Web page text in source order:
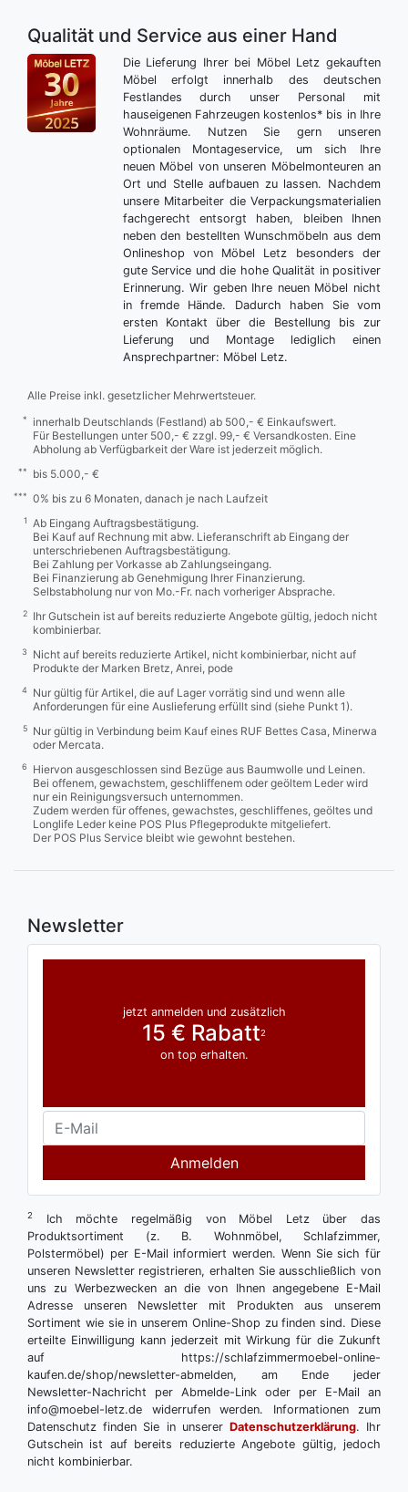
Qualität und Service aus einer Hand
Die Lieferung Ihrer bei Möbel Letz gekauften
Möbel erfolgt innerhalb des deutschen
Festlandes durch unser Personal mit
hauseigenen Fahrzeugen kostenlos* bis in Ihre
Wohnräume. Nutzen Sie gern unseren
optionalen Montageservice, um sich Ihre
neuen Möbel von unseren Möbelmonteuren an
Ort und Stelle aufbauen zu lassen. Nachdem
unsere Mitarbeiter die Verpackungsmaterialien
fachgerecht entsorgt haben, bleiben Ihnen
neben den bestellten Wunschmöbeln aus dem
Onlineshop von Möbel Letz besonders der
gute Service und die hohe Qualität in positiver
Erinnerung. Wir geben Ihre neuen Möbel nicht
in fremde Hände. Dadurch haben Sie vom
ersten Kontakt über die Bestellung bis zur
Lieferung und Montage lediglich einen
Ansprechpartner: Möbel Letz.
Alle Preise inkl. gesetzlicher Mehrwertsteuer.
*
innerhalb Deutschlands (Festland) ab 500,- € Einkaufswert.
Für Bestellungen unter 500,- € zzgl. 99,- € Versandkosten. Eine
Abholung ab Verfügbarkeit der Ware ist jederzeit möglich.
** bis 5.000,- €
*** 0% bis zu 6 Monaten, danach je nach Laufzeit
1
Ab Eingang Auftragsbestätigung.
Bei Kauf auf Rechnung mit abw. Lieferanschrift ab Eingang der
unterschriebenen Auftragsbestätigung.
Bei Zahlung per Vorkasse ab Zahlungseingang.
Bei Finanzierung ab Genehmigung Ihrer Finanzierung.
Selbstabholung nur von Mo.-Fr. nach vorheriger Absprache.
2
Ihr Gutschein ist auf bereits reduzierte Angebote gültig, jedoch nicht
kombinierbar.
3
Nicht auf bereits reduzierte Artikel, nicht kombinierbar, nicht auf
Produkte der Marken Bretz, Anrei, pode
4
Nur gültig für Artikel, die auf Lager vorrätig sind und wenn alle
Anforderungen für eine Auslieferung erfüllt sind (siehe Punkt 1).
5
Nur gültig in Verbindung beim Kauf eines RUF Bettes Casa, Minerwa
oder Mercata.
6
Hiervon ausgeschlossen sind Bezüge aus Baumwolle und Leinen.
Bei offenem, gewachstem, geschliffenem oder geöltem Leder wird
nur ein Reinigungsversuch unternommen.
Zudem werden für offenes, gewachstes, geschliffenes, geöltes und
Longlife Leder keine POS Plus Pflegeprodukte mitgeliefert.
Der POS Plus Service bleibt wie gewohnt bestehen.
Newsletter
jetzt anmelden und zusätzlich
15 € Rabatt2
on top erhalten.
Anmelden
2
Ich möchte regelmäßig von Möbel Letz über das
Produktsortiment (z. B. Wohnmöbel, Schlafzimmer,
Polstermöbel) per E-Mail informiert werden. Wenn Sie sich für
unseren Newsletter registrieren, erhalten Sie ausschließlich von
uns zu Werbezwecken an die von Ihnen angegebene E-Mail
Adresse unseren Newsletter mit Produkten aus unserem
Sortiment wie sie in unserem Online-Shop zu finden sind. Diese
erteilte Einwilligung kann jederzeit mit Wirkung für die Zukunft
auf https://schlafzimmermoebel-online-
kaufen.de/shop/newsletter-abmelden, am Ende jeder
Newsletter-Nachricht per Abmelde-Link oder per E-Mail an
info@moebel-letz.de widerrufen werden. Informationen zum
Datenschutz finden Sie in unserer Datenschutzerklärung. Ihr
Gutschein ist auf bereits reduzierte Angebote gültig, jedoch
nicht kombinierbar.